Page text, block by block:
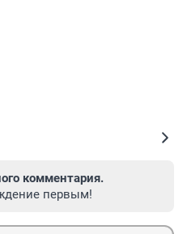
комментария.
первым!